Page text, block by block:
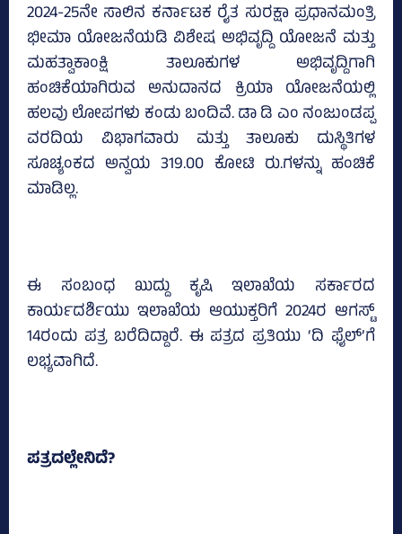
2024-25ನೇ ಸಾಲಿನ ಕರ್ನಾಟಕ ರೈತ ಸುರಕ್ಷಾ ಪ್ರಧಾನಮಂತ್ರಿ
ಭೀಮಾ ಯೋಜನೆಯಡಿ ವಿಶೇಷ ಅಭಿವೃದ್ದಿ ಯೋಜನೆ ಮತ್ತು
ಮಹತ್ವಾಕಾಂಕ್ಷಿ ತಾಲೂಕುಗಳ ಅಭಿವೃದ್ದಿಗಾಗಿ
ಹಂಚಿಕೆಯಾಗಿರುವ ಅನುದಾನದ ಕ್ರಿಯಾ ಯೋಜನೆಯಲ್ಲಿ
ಹಲವು ಲೋಪಗಳು ಕಂಡು ಬಂದಿವೆ. ಡಾ ಡಿ ಎಂ ನಂಜುಂಡಪ್ಪ
ವರದಿಯ ವಿಭಾಗವಾರು ಮತ್ತು ತಾಲೂಕು ದುಸ್ಥಿತಿಗಳ
ಸೂಚ್ಯಂಕದ ಅನ್ವಯ 319.00 ಕೋಟಿ ರು.ಗಳನ್ನು ಹಂಚಿಕೆ
ಮಾಡಿಲ್ಲ.
ಈ ಸಂಬಂಧ ಖುದ್ದು ಕೃಷಿ ಇಲಾಖೆಯ ಸರ್ಕಾರದ
ಕಾರ್ಯದರ್ಶಿಯು ಇಲಾಖೆಯ ಆಯುಕ್ತರಿಗೆ 2024ರ ಆಗಸ್ಟ್‌
14ರಂದು ಪತ್ರ ಬರೆದಿದ್ದಾರೆ. ಈ ಪತ್ರದ ಪ್ರತಿಯು ‘ದಿ ಫೈಲ್‌’ಗೆ
ಲಭ್ಯವಾಗಿದೆ.
ಪತ್ರದಲ್ಲೇನಿದೆ?